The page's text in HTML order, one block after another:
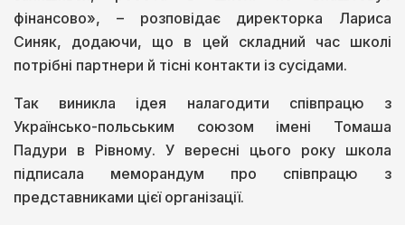
фінансово», – розповідає директорка Лариса
Синяк, додаючи, що в цей складний час школі
потрібні партнери й тісні контакти із сусідами.
Так виникла ідея налагодити співпрацю з
Українсько-польським союзом імені Томаша
Падури в Рівному. У вересні цього року школа
підписала меморандум про співпрацю з
представниками цієї організації.